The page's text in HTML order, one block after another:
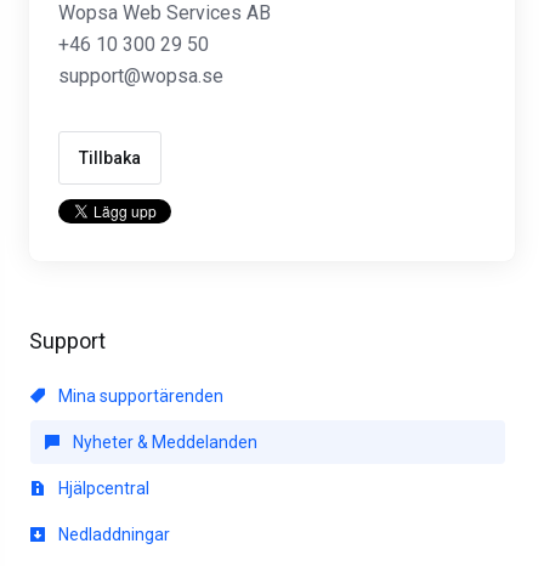
Support
Mina supportärenden
Nyheter & Meddelanden
Hjälpcentral
Nedladdningar
Wopsa Web Services AB
+46 10 300 29 50
support@wopsa.se
Tillbaka